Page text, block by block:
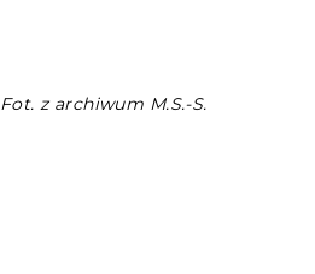
Fot. z archiwum M.S.-S.